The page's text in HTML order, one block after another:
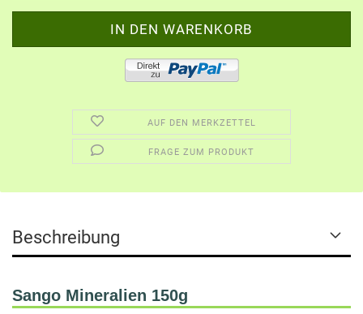
AUF DEN MERKZETTEL
FRAGE ZUM PRODUKT
Beschreibung
Sango Mineralien 150g